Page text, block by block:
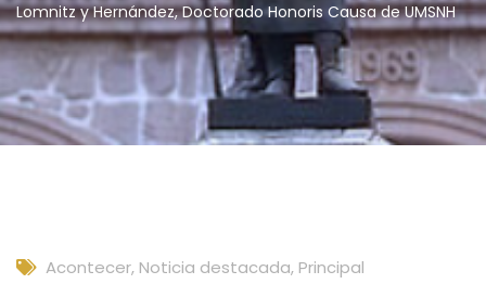
Lomnitz y Hernández, Doctorado Honoris Causa de UMSNH
Acontecer, Noticia destacada, Principal